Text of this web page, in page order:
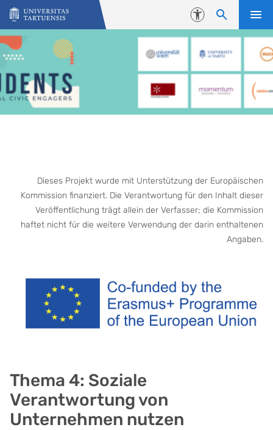
Skip to content
Accessibility
Thema 4: Soziale
Verantwortung von
Unternehmen nutzen
Dieses Projekt wurde mit Unterstützung der Europäischen
Kommission finanziert. Die Verantwortung für den Inhalt dieser
Veröffentlichung trägt allein der Verfasser; die Kommission
haftet nicht für die weitere Verwendung der darin enthaltenen
Angaben.